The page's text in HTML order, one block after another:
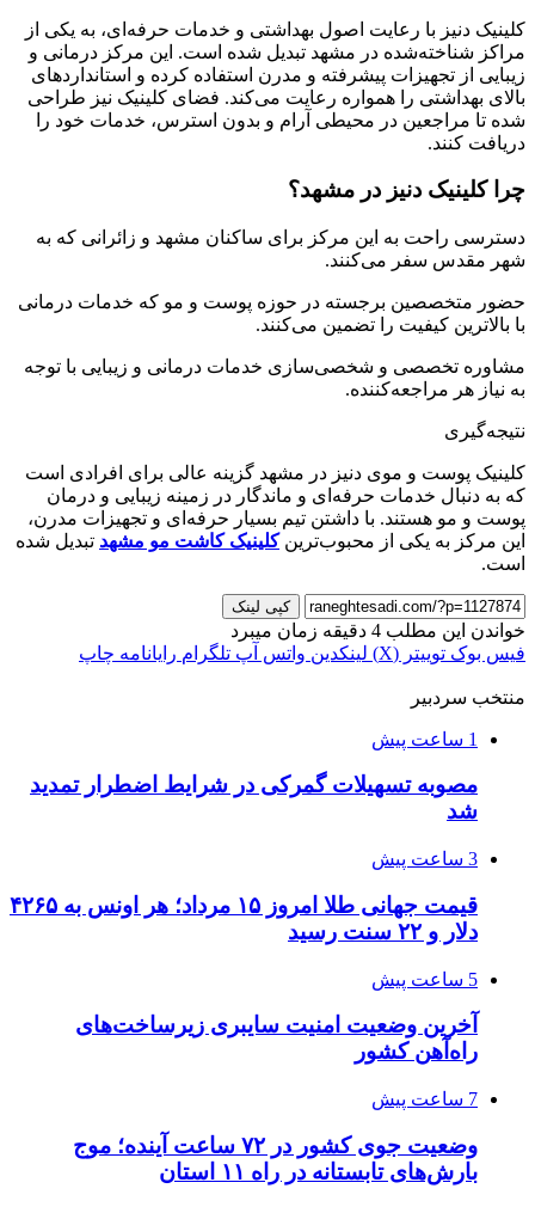
کلینیک دنیز با رعایت اصول بهداشتی و خدمات حرفه‌ای، به یکی از
مراکز شناخته‌شده در مشهد تبدیل شده است. این مرکز درمانی و
زیبایی از تجهیزات پیشرفته و مدرن استفاده کرده و استانداردهای
بالای بهداشتی را همواره رعایت می‌کند. فضای کلینیک نیز طراحی
شده تا مراجعین در محیطی آرام و بدون استرس، خدمات خود را
دریافت کنند.
چرا کلینیک دنیز در مشهد؟
دسترسی راحت به این مرکز برای ساکنان مشهد و زائرانی که به
شهر مقدس سفر می‌کنند.
حضور متخصصین برجسته در حوزه پوست و مو که خدمات درمانی
با بالاترین کیفیت را تضمین می‌کنند.
مشاوره تخصصی و شخصی‌سازی خدمات درمانی و زیبایی با توجه
به نیاز هر مراجعه‌کننده.
نتیجه‌گیری
کلینیک پوست و موی دنیز در مشهد گزینه عالی برای افرادی است
که به دنبال خدمات حرفه‌ای و ماندگار در زمینه زیبایی و درمان
پوست و مو هستند. با داشتن تیم بسیار حرفه‌ای و تجهیزات مدرن،
این مرکز به یکی از محبوب‌ترینکلینیک‌ کاشت مو مشهد تبدیل شده
است.
کپی لینک
خواندن این مطلب 4 دقیقه زمان میبرد
فیس بوک توییتر (X) لینکدین واتس آپ تلگرام رایانامه چاپ
منتخب سردبیر
1 ساعت پیش
مصوبه تسهیلات گمرکی در شرایط اضطرار تمدید
شد
3 ساعت پیش
قیمت جهانی طلا امروز ۱۵ مرداد؛ هر اونس به ۴۲۶۵
دلار و ۲۲ سنت رسید
5 ساعت پیش
آخرین وضعیت امنیت سایبری زیرساخت‌های
راه‌آهن کشور
7 ساعت پیش
وضعیت جوی کشور در ۷۲ ساعت آینده؛ موج
بارش‌های تابستانه در راه ۱۱ استان